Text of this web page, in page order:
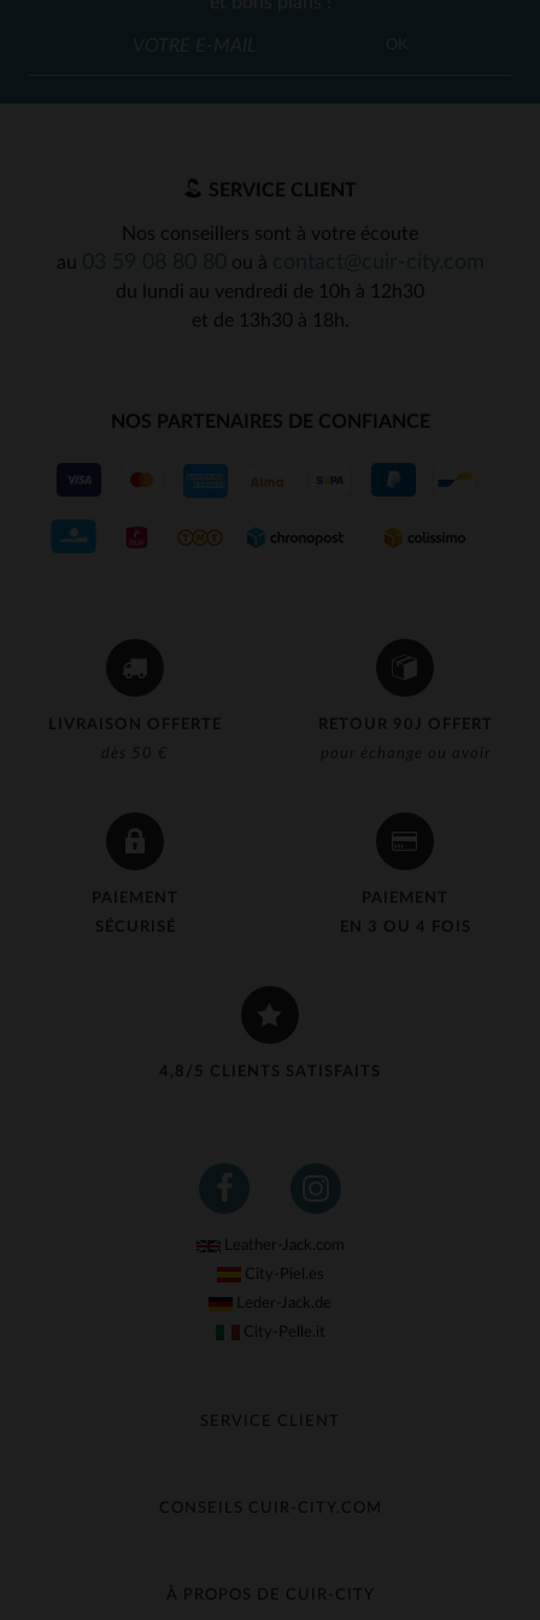
LIVRAISON OFFERTE
dès 50 €
RETOUR 90J OFFERT
pour échange ou avoir
PAIEMENT
SÉCURISÉ
PAIEMENT
EN 3 OU 4 FOIS
4,8/5 CLIENTS SATISFAITS
OK
SERVICE CLIENT
Nos conseillers sont à votre écoute
au
ou à
du lundi au vendredi de 10h à 12h30
et de 13h30 à 18h.
NOS PARTENAIRES DE CONFIANCE
Leather-Jack.com
City-Piel.es
Leder-Jack.de
City-Pelle.it
SERVICE CLIENT
Échange & Remboursement
Contacter le service client
CONSEILS CUIR-CITY.COM
Guide des matières
À PROPOS DE CUIR-CITY